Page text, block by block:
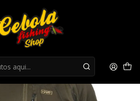
Casaco Hart Moritz-Ps